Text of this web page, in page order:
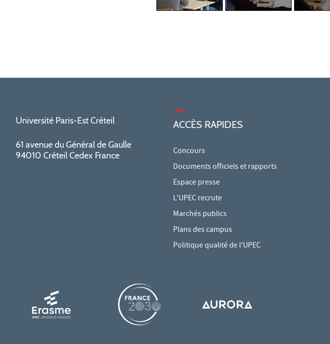
Université Paris-Est Créteil
61 avenue du Général de Gaulle
94010 Créteil Cedex France
ACCÈS RAPIDES
Concours
Documents officiels et rapports
Espace presse
L'UPEC recrute
Marchés publics
Plans des campus
Politique qualité de l'UPEC